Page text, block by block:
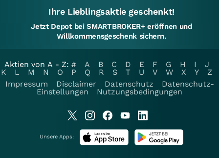
Ihre Lieblingsaktie geschenkt!
Jetzt Depot bei SMARTBROKER+ eröffnen und
Willkommensgeschenk sichern.
Aktien von A - Z: # A B C D E F G H I
J
K
L M N O P Q R S T U V W X Y
Z
Impressum
Disclaimer Datenschutz
Datenschutz-
Einstellungen
Nutzungsbedingungen
Unsere Apps: